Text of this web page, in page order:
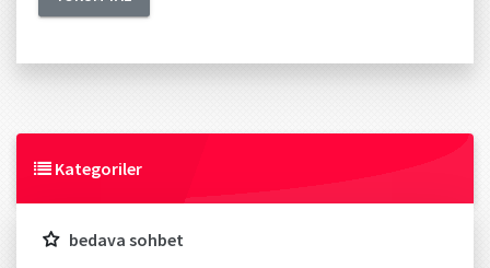
Kategoriler
bedava sohbet